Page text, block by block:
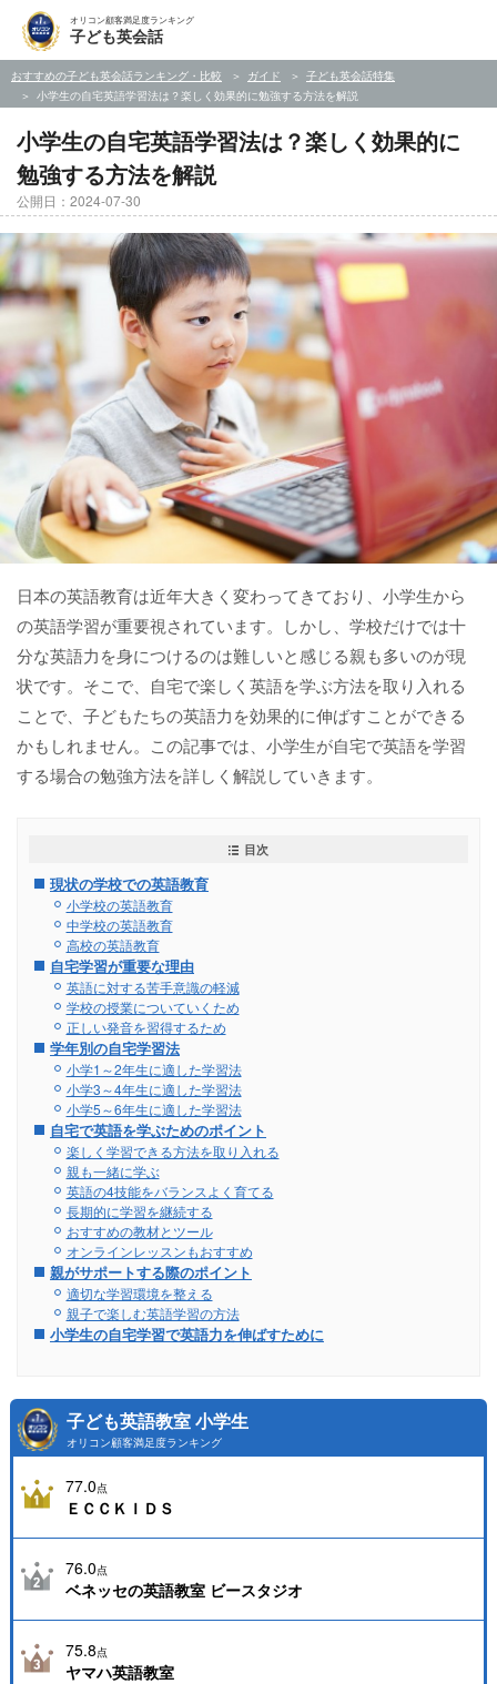
オリコン顧客満足度ランキング
子ども英会話
おすすめの子ども英会話ランキング・比較 ガイド
子ども英会話特集
小学生の自宅英語学習法は？楽しく効果的に勉強する方法を解説
小学生の自宅英語学習法は？楽しく効果的に
勉強する方法を解説
公開日：2024-07-30
日本の英語教育は近年大きく変わってきており、小学生から
の英語学習が重要視されています。しかし、学校だけでは十
分な英語力を身につけるのは難しいと感じる親も多いのが現
状です。そこで、自宅で楽しく英語を学ぶ方法を取り入れる
ことで、子どもたちの英語力を効果的に伸ばすことができる
かもしれません。この記事では、小学生が自宅で英語を学習
する場合の勉強方法を詳しく解説していきます。
目次
現状の学校での英語教育
小学校の英語教育
中学校の英語教育
高校の英語教育
自宅学習が重要な理由
英語に対する苦手意識の軽減
学校の授業についていくため
正しい発音を習得するため
学年別の自宅学習法
小学1～2年生に適した学習法
小学3～4年生に適した学習法
小学5～6年生に適した学習法
自宅で英語を学ぶためのポイント
楽しく学習できる方法を取り入れる
親も一緒に学ぶ
英語の4技能をバランスよく育てる
長期的に学習を継続する
おすすめの教材とツール
オンラインレッスンもおすすめ
親がサポートする際のポイント
適切な学習環境を整える
親子で楽しむ英語学習の方法
小学生の自宅学習で英語力を伸ばすために
子ども英語教室 小学生
オリコン顧客満足度ランキング
77.0点
ＥＣＣＫＩＤＳ
76.0点
ベネッセの英語教室 ビースタジオ
75.8点
ヤマハ英語教室